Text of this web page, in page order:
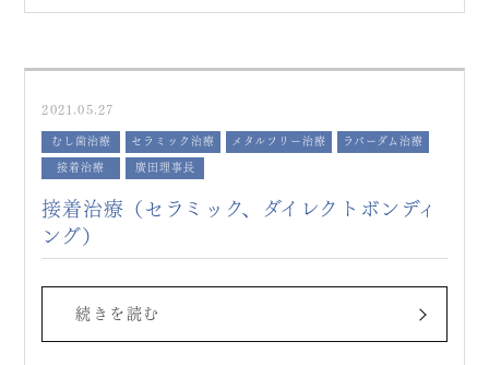
2021.05.27
むし歯治療 セラミック治療 メタルフリー治療 ラバーダム治療
接着治療 廣田理事長
接着治療（セラミック、ダイレクトボンディ
ング）
続きを読む